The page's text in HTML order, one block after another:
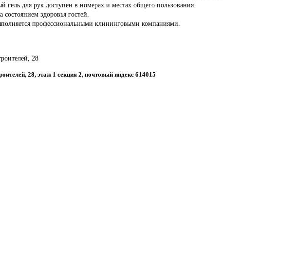
гель для рук доступен в номерах и местах общего пользования.
состоянием здоровья гостей.
профессиональными клининговыми компаниями.
28
28, этаж 1 секция 2, почтовый индекс 614015